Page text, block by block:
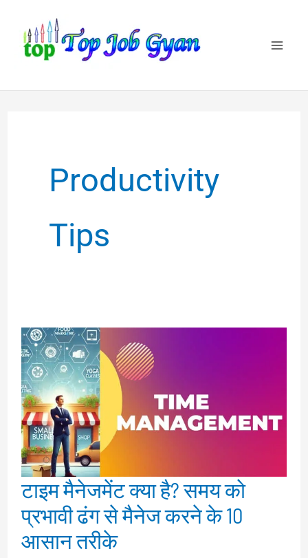
content
Productivity
Tips
टाइम मैनेजमेंट क्या है? समय को
प्रभावी ढंग से मैनेज करने के 10
आसान तरीके